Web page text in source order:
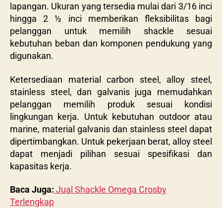
lapangan. Ukuran yang tersedia mulai dari 3/16 inci
hingga 2 ½ inci memberikan fleksibilitas bagi
pelanggan untuk memilih shackle sesuai
kebutuhan beban dan komponen pendukung yang
digunakan.
Ketersediaan material carbon steel, alloy steel,
stainless steel, dan galvanis juga memudahkan
pelanggan memilih produk sesuai kondisi
lingkungan kerja. Untuk kebutuhan outdoor atau
marine, material galvanis dan stainless steel dapat
dipertimbangkan. Untuk pekerjaan berat, alloy steel
dapat menjadi pilihan sesuai spesifikasi dan
kapasitas kerja.
Baca Juga: Jual Shackle Omega Crosby
Terlengkap